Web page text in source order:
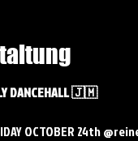
DANCEHALL 🇯🇲
OCTOBER 24th